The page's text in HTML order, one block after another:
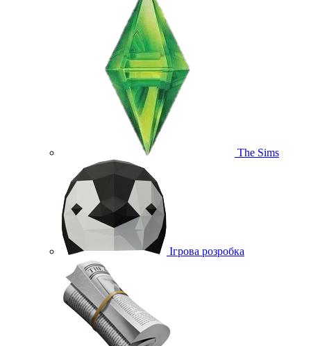
The Sims
Ігрова розробка